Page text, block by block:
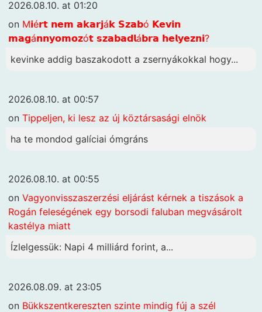
2026.08.10. at 01:20
on M𝗶é𝗿𝘁 𝗻𝗲𝗺 𝗮𝗸𝗮𝗿𝗷á𝗸 𝗦𝘇𝗮𝗯ó 𝗞𝗲𝘃𝗶𝗻
𝗺𝗮𝗴á𝗻𝗻𝘆𝗼𝗺𝗼𝘇ó𝘁 𝘀𝘇𝗮𝗯𝗮𝗱𝗹á𝗯𝗿𝗮 𝗵𝗲𝗹𝘆𝗲𝘇𝗻𝗶?
kevinke addig baszakodott a zsernyákokkal hogy...
2026.08.10. at 00:57
on Tippeljen, ki lesz az új köztársasági elnök
ha te mondod galíciai ómgráns
2026.08.10. at 00:55
on Vagyonvisszaszerzési eljárást kérnek a tiszások a
Rogán feleségének egy borsodi faluban megvásárolt
kastélya miatt
Ízlelgessük: Napi 4 milliárd forint, a...
2026.08.09. at 23:05
on Bükkszentkereszten szinte mindig fúj a szél